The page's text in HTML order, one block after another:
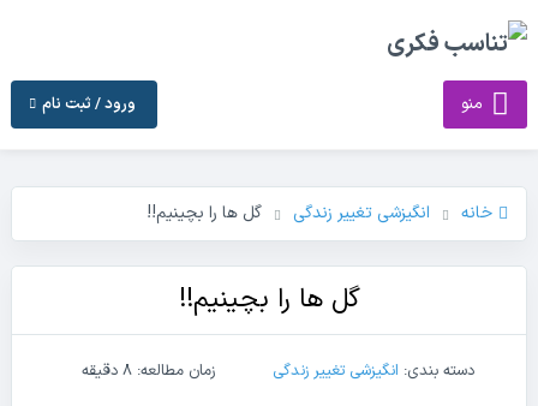
منو ورود / ثبت نام
خانه انگیزشی تغییر زندگی گل ها را بچینیم!!
گل ها را بچینیم!!
دسته بندی: انگیزشی تغییر زندگی
زمان مطالعه: 8 دقیقه